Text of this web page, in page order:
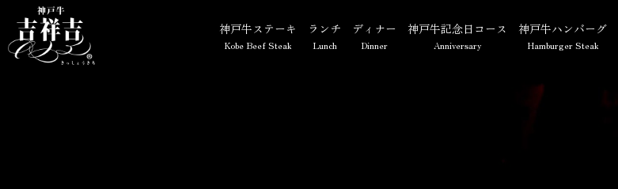
神戸牛ステーキ
Kobe Beef Steak
ランチ
Lunch
ディナー
Dinner
神戸牛記念日コース
Anniversary
神戸牛ハンバーグ
Hamburger Steak